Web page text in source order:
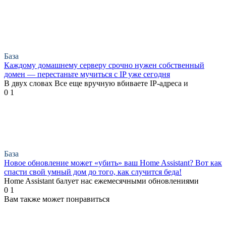
База
Каждому домашнему серверу срочно нужен собственный
домен — перестаньте мучиться с IP уже сегодня
В двух словах Все еще вручную вбиваете IP-адреса и
0 1
База
Новое обновление может «убить» ваш Home Assistant? Вот как
спасти свой умный дом до того, как случится беда!
Home Assistant балует нас ежемесячными обновлениями
0 1
Вам также может понравиться